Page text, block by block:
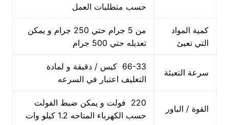
حسب متطلبات العمل
كمية المواد
التي تعبئ
من 5 جرام حتي 250 جرام و يمكن
تعديله حتي 500 جرام
سرعة التعبئة
66-33 كيس / دقيقة و لمادة
التغليف اعتبار في السرعه
القوة / الباور
220 فولت و يمكن ضبط الفولت
حسب الكهرباء المتاحه 1.2 كيلو وات